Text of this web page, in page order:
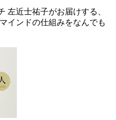
左近士祐子がお届けする、
インドの仕組みをなんでも